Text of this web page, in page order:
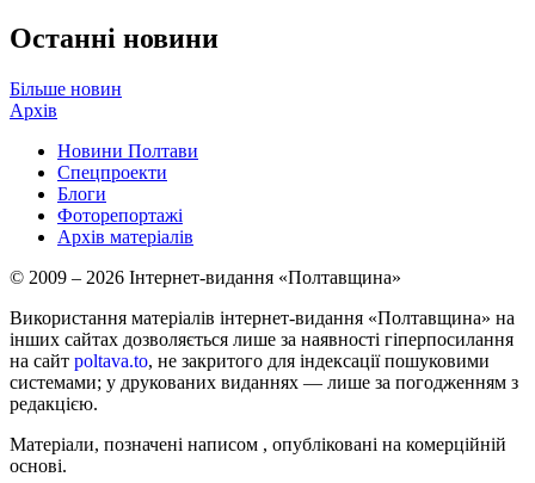
Останні новини
Більше новин
Архів
Новини Полтави
Спецпроекти
Блоги
Фоторепортажі
Архів матеріалів
© 2009 – 2026 Інтернет-видання «Полтавщина»
Використання матеріалів інтернет-видання «Полтавщина» на
інших сайтах дозволяється лише за наявності гіперпосилання
на сайт poltava.to, не закритого для індексації пошуковими
системами; у друкованих виданнях — лише за погодженням з
редакцією.
Матеріали, позначені написом , опубліковані на комерційній
основі.